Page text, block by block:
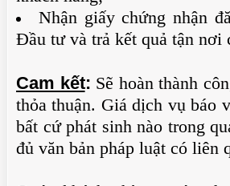
Nhận giấy chứng nhận
Đầu tư và trả kết quả tận nơi
Cam kết: Sẽ hoàn thành
thỏa thuận. Giá dịch vụ báo
bất cứ phát sinh nào trong
đủ văn bản pháp luật có liên